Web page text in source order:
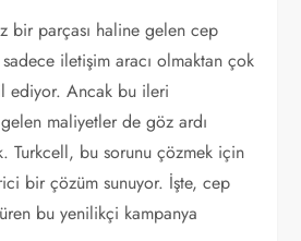
bir parçası haline gelen cep
sadece iletişim aracı olmaktan çok
ediyor. Ancak bu ileri
maliyetler de göz ardı
Turkcell, bu sorunu çözmek için
bir çözüm sunuyor. İşte, cep
bu yenilikçi kampanya